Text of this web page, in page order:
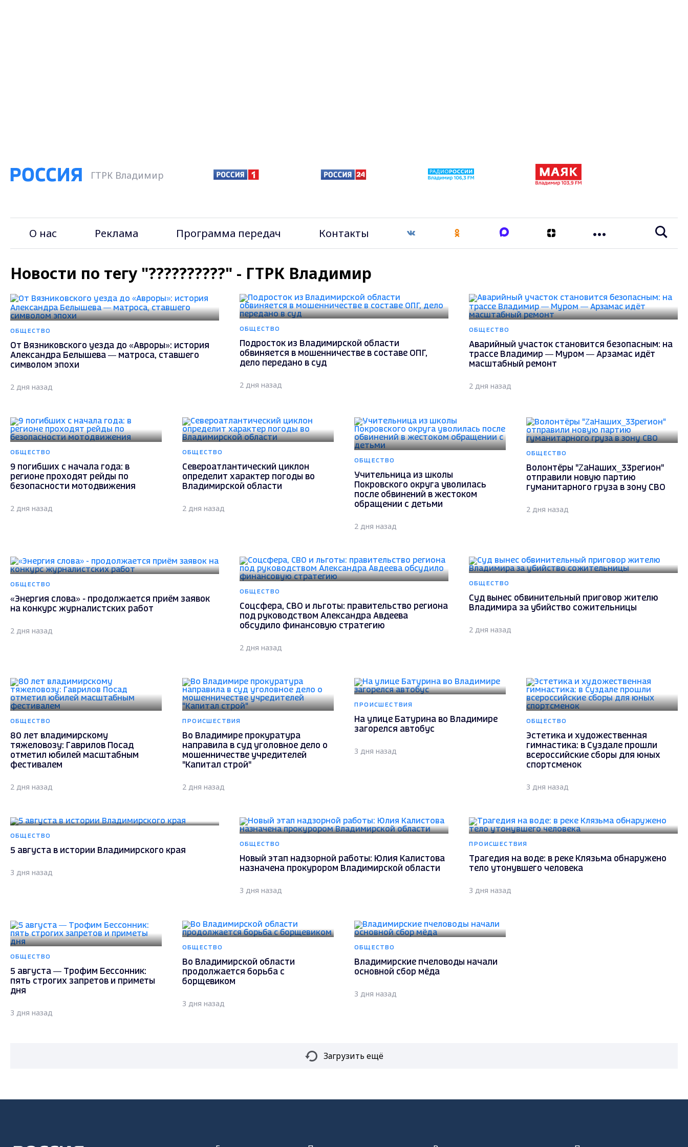
ГТРК Владимир
О нас Реклама Программа передач Контакты
Новости по тегу "??????????" - ГТРК Владимир
ОБЩЕСТВО
От Вязниковского уезда до «Авроры»: история
Александра Белышева — матроса, ставшего
символом эпохи
2 дня назад
ОБЩЕСТВО
Подросток из Владимирской области
обвиняется в мошенничестве в составе ОПГ,
дело передано в суд
2 дня назад
ОБЩЕСТВО
Аварийный участок становится безопасным: на
трассе Владимир — Муром — Арзамас идёт
масштабный ремонт
2 дня назад
ОБЩЕСТВО
9 погибших с начала года: в
регионе проходят рейды по
безопасности мотодвижения
2 дня назад
ОБЩЕСТВО
Североатлантический циклон
определит характер погоды во
Владимирской области
2 дня назад
ОБЩЕСТВО
Учительница из школы
Покровского округа уволилась
после обвинений в жестоком
обращении с детьми
2 дня назад
ОБЩЕСТВО
Волонтёры "ZаНаших_33регион"
отправили новую партию
гуманитарного груза в зону СВО
2 дня назад
ОБЩЕСТВО
«Энергия слова» - продолжается приём заявок
на конкурс журналистских работ
2 дня назад
ОБЩЕСТВО
Соцсфера, СВО и льготы: правительство региона
под руководством Александра Авдеева
обсудило финансовую стратегию
2 дня назад
ОБЩЕСТВО
Суд вынес обвинительный приговор жителю
Владимира за убийство сожительницы
2 дня назад
ОБЩЕСТВО
80 лет владимирскому
тяжеловозу: Гаврилов Посад
отметил юбилей масштабным
фестивалем
2 дня назад
ПРОИСШЕСТВИЯ
Во Владимире прокуратура
направила в суд уголовное дело о
мошенничестве учредителей
"Капитал строй"
2 дня назад
ПРОИСШЕСТВИЯ
На улице Батурина во Владимире
загорелся автобус
3 дня назад
ОБЩЕСТВО
Эстетика и художественная
гимнастика: в Суздале прошли
всероссийские сборы для юных
спортсменок
3 дня назад
ОБЩЕСТВО
5 августа в истории Владимирского края
3 дня назад
ОБЩЕСТВО
Новый этап надзорной работы: Юлия Калистова
назначена прокурором Владимирской области
3 дня назад
ПРОИСШЕСТВИЯ
Трагедия на воде: в реке Клязьма обнаружено
тело утонувшего человека
3 дня назад
ОБЩЕСТВО
5 августа — Трофим Бессонник:
пять строгих запретов и приметы
дня
3 дня назад
ОБЩЕСТВО
Во Владимирской области
продолжается борьба с
борщевиком
3 дня назад
ОБЩЕСТВО
Владимирские пчеловоды начали
основной сбор мёда
3 дня назад
Загрузить ещё